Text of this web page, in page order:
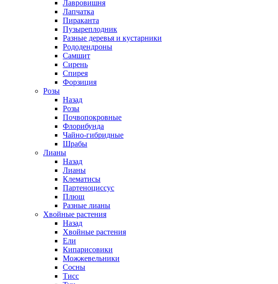
Лавровишня
Лапчатка
Пираканта
Пузыреплодник
Разные деревья и кустарники
Рододендроны
Самшит
Сирень
Спирея
Форзиция
Розы
Назад
Розы
Почвопокровные
Флорибунда
Чайно-гибридные
Шрабы
Лианы
Назад
Лианы
Клематисы
Партеноциссус
Плющ
Разные лианы
Хвойные растения
Назад
Хвойные растения
Ели
Кипарисовики
Можжевельники
Сосны
Тисс